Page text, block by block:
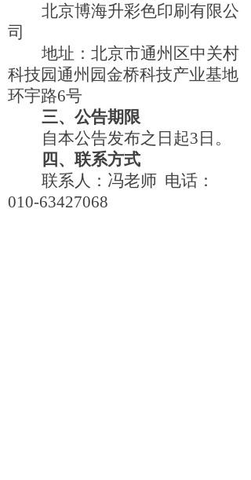
北京博海升彩色印刷有限公
司
地址：北京市通州区中关村
科技园通州园金桥科技产业基地
环宇路6号
三、公告期限
自本公告发布之日 起3 日。
四、联系方式
联系人：冯老师 电话：
010-63427068